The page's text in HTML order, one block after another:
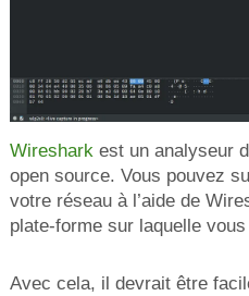
Wireshark est un analyseur
open source. Vous pouvez
votre réseau à l’aide de
plate-forme sur laquelle
Avec cela, il devrait être